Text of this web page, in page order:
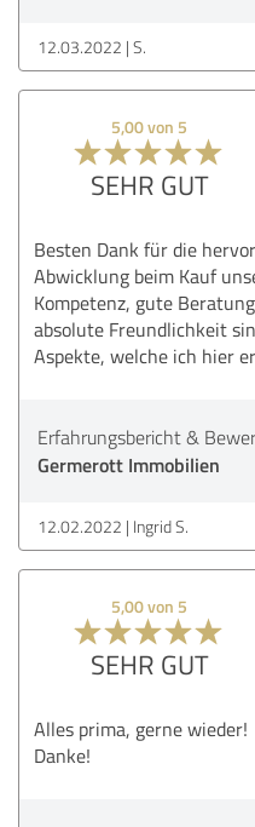
12.03.2022 S.
5,00 von 5
SEHR GUT
Besten Dank für die
Abwicklung beim Kauf
Kompetenz, gute
absolute Freundlichkeit
Aspekte, welche ich hier
Erfahrungsbericht &
Germerott Immobilien
12.02.2022 Ingrid S.
5,00 von 5
SEHR GUT
Alles prima, gerne wieder!
Danke!